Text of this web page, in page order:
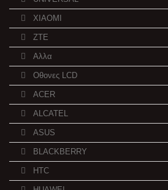
XIAOMI
ZTE
Αλλα
Οθονες LCD
ACER
ALCATEL
ASUS
BLACKBERRY
HTC